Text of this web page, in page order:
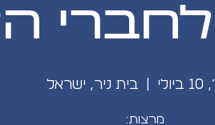
בית ניר, ישראל